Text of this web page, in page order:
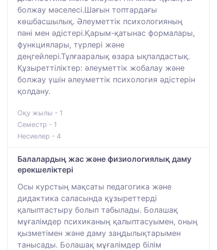
болжау мәселесі.Шағын топтардағы
көшбасшылық. Әлеуметтік психологияның
пәні мен әдістері.Қарым-қатынас формалары,
функциялары, түрлері және
деңгейлері.Тұлғааралық өзара ықпалдастық.
Құзыреттіліктер: әлеуметтік жобалау және
болжау үшін әлеуметтік психология әдістерін
қолдану.
Оқу жылы - 1
Семестр - 1
Несиелер - 4
Балалардың жас және физиологиялық даму
ерекшеліктері
Осы курстың мақсаты педагогика және
дидактика саласында құзыреттерді
қалыптастыру болып табылады. Болашақ
мұғалімдер психиканың қалыптасуымен, оның
қызметімен және даму заңдылықтарымен
танысады. Болашақ мұғалімдер білім